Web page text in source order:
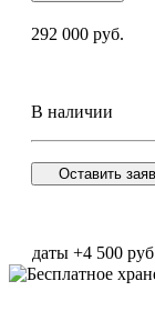
292 000 руб.
В наличии
Оставить
даты +4 500